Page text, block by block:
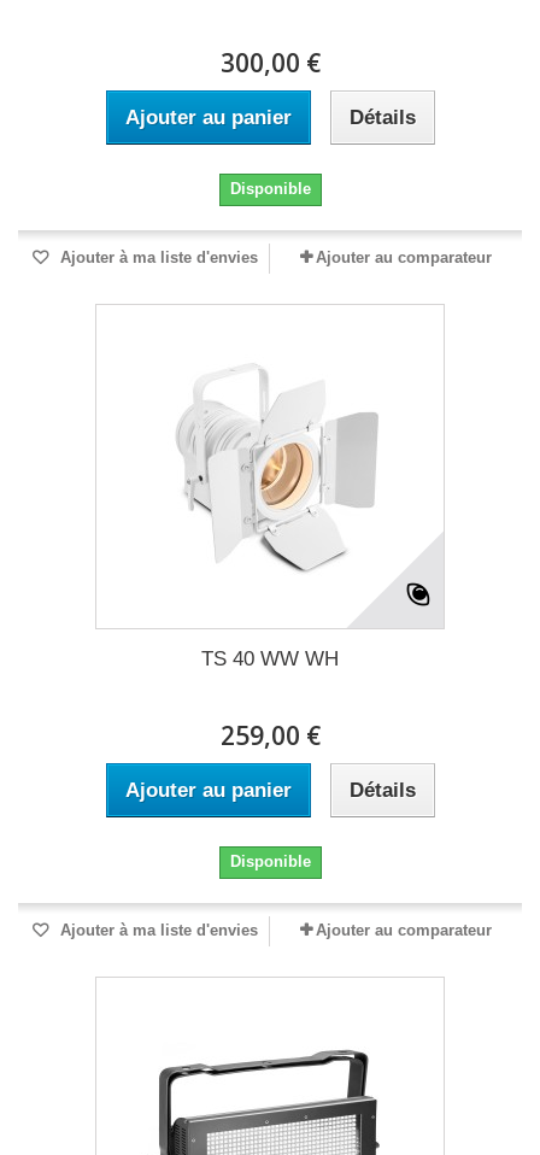
300,00 €
Ajouter au panier Détails
Disponible
Ajouter à ma liste d'envies Ajouter au comparateur
TS 40 WW WH
259,00 €
Ajouter au panier Détails
Disponible
Ajouter à ma liste d'envies Ajouter au comparateur